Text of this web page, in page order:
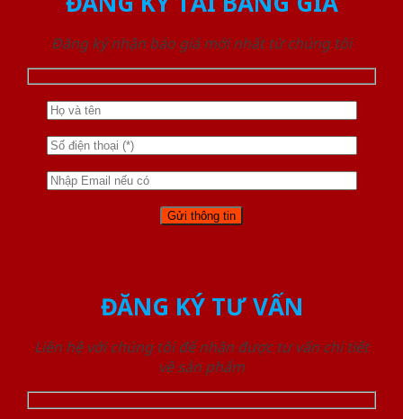
Đăng ký nhận báo giá mới nhất từ chúng tôi
ĐĂNG KÝ TƯ VẤN
Liên hệ với chúng tôi để nhận được tư vấn chi tiết
về sản phẩm